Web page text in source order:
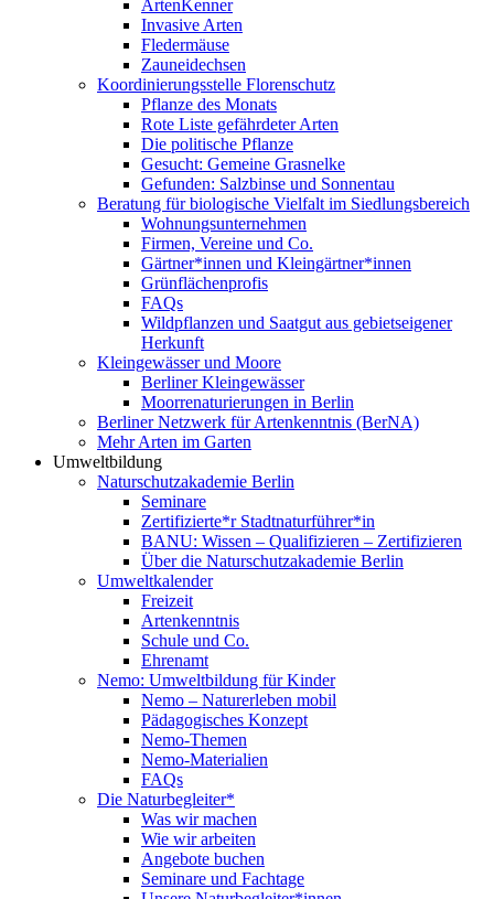
ArtenKenner
Invasive Arten
Fledermäuse
Zauneidechsen
Koordinierungsstelle Florenschutz
Pflanze des Monats
Rote Liste gefährdeter Arten
Die politische Pflanze
Gesucht: Gemeine Grasnelke
Gefunden: Salzbinse und Sonnentau
Beratung für biologische Vielfalt im Siedlungsbereich
Wohnungsunternehmen
Firmen, Vereine und Co.
Gärtner*innen und Kleingärtner*innen
Grünflächenprofis
FAQs
Wildpflanzen und Saatgut aus gebietseigener
Herkunft
Kleingewässer und Moore
Berliner Kleingewässer
Moorrenaturierungen in Berlin
Berliner Netzwerk für Artenkenntnis (BerNA)
Mehr Arten im Garten
Umweltbildung
Naturschutzakademie Berlin
Seminare
Zertifizierte*r Stadtnaturführer*in
BANU: Wissen – Qualifizieren – Zertifizieren
Über die Naturschutzakademie Berlin
Umweltkalender
Freizeit
Artenkenntnis
Schule und Co.
Ehrenamt
Nemo: Umweltbildung für Kinder
Nemo – Naturerleben mobil
Pädagogisches Konzept
Nemo-Themen
Nemo-Materialien
FAQs
Die Naturbegleiter*
Was wir machen
Wie wir arbeiten
Angebote buchen
Seminare und Fachtage